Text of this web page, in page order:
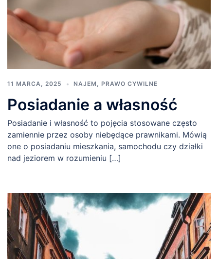
11 MARCA, 2025 NAJEM , PRAWO CYWILNE
Posiadanie a własność
Posiadanie i własność to pojęcia stosowane często
zamiennie przez osoby niebędące prawnikami. Mówią
one o posiadaniu mieszkania, samochodu czy działki
nad jeziorem w rozumieniu […]